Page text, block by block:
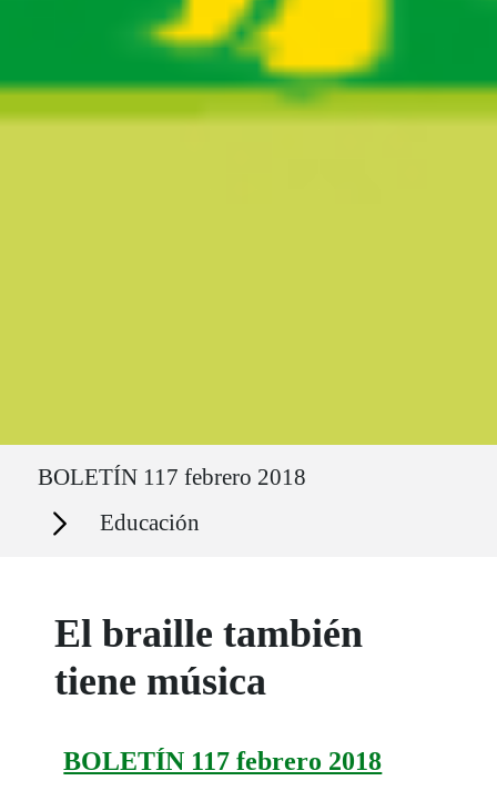
BOLETÍN 117 febrero 2018
Secciones Educación
El braille también
tiene música
BOLETÍN 117 febrero 2018